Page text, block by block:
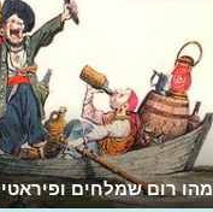
מהו רום שמלחים